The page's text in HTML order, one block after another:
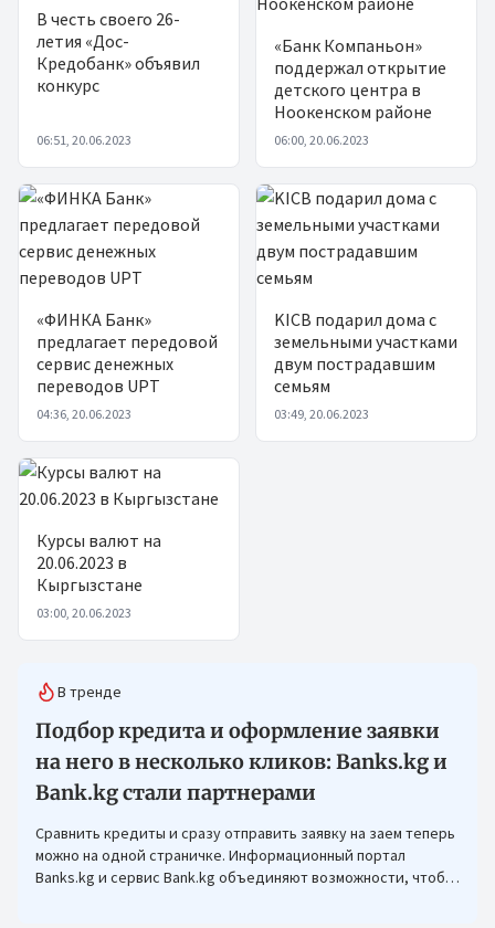
В честь своего 26-
летия «Дос-
Кредобанк» объявил
конкурс
06:51, 20.06.2023
«Банк Компаньон»
поддержал открытие
детского центра в
Ноокенском районе
06:00, 20.06.2023
«ФИНКА Банк»
предлагает передовой
сервис денежных
переводов UPT
04:36, 20.06.2023
KICB подарил дома с
земельными участками
двум пострадавшим
семьям
03:49, 20.06.2023
Курсы валют на
20.06.2023 в
Кыргызстане
03:00, 20.06.2023
В тренде
Подбор кредита и оформление заявки
на него в несколько кликов: Banks.kg и
Bank.kg стали партнерами
Сравнить кредиты и сразу отправить заявку на заем теперь
можно на одной страничке. Информационный портал
Banks.kg и сервис Bank.kg объединяют возможности, чтобы